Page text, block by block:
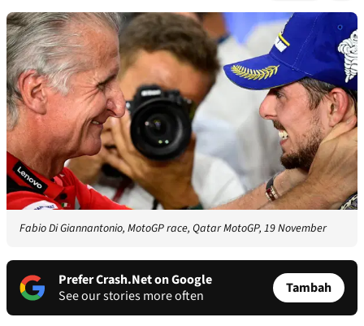
Fabio Di Giannantonio, MotoGP race, Qatar MotoGP, 19 November
Prefer Crash.Net on Google
See our stories more often
Tambah